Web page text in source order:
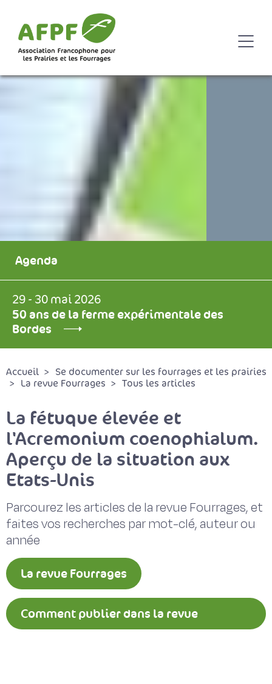
Agenda
29 - 30 mai 2026
50 ans de la ferme expérimentale des
Bordes
Accueil
Se documenter sur les fourrages et les prairies
La revue Fourrages
Tous les articles
La fétuque élevée et
l'Acremonium coenophialum.
Aperçu de la situation aux
Etats-Unis
Parcourez les articles de la revue Fourrages, et
faites vos recherches par mot-clé, auteur ou
année
La revue Fourrages
Comment publier dans la revue